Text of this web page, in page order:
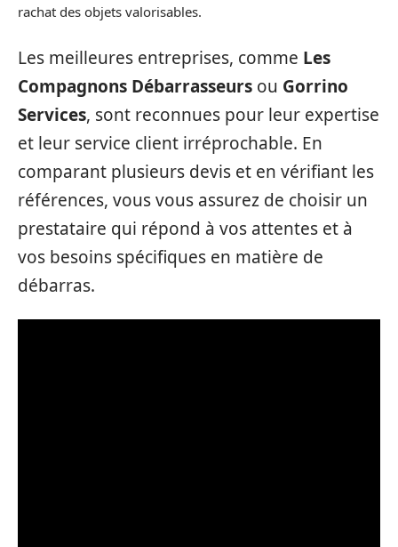
rachat des objets valorisables.
Les meilleures entreprises, comme Les
Compagnons Débarrasseurs ou Gorrino
Services, sont reconnues pour leur expertise
et leur service client irréprochable. En
comparant plusieurs devis et en vérifiant les
références, vous vous assurez de choisir un
prestataire qui répond à vos attentes et à
vos besoins spécifiques en matière de
débarras.